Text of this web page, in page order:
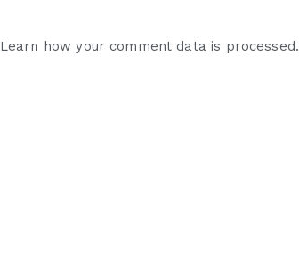
Learn how your comment data is processed.